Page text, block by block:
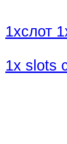
1хслот
1x slots